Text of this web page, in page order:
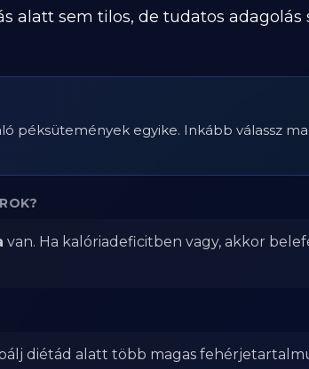
alatt sem tilos, de tudatos adagolás
péksütemények egyike. Inkább válassz
van. Ha kalóriadeficitben vagy, akkor
diétád alatt több magas